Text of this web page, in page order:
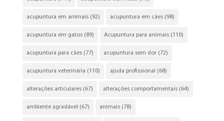
acupuntura em animais(92) acupuntura em cães(98)
acupuntura em gatos(89) Acupuntura para animais(110)
acupuntura para cães(77) acupuntura sem dor(72)
acupuntura veterinária (110) ajuda profissional (68)
alterações articulares(67) alterações comportamentais(64)
ambiente agradável (67) animais(78)